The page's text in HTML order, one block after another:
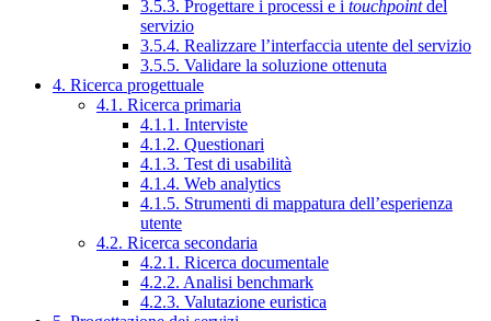
3.5.3. Progettare i processi e i touchpointdel
servizio
3.5.4. Realizzare l’interfaccia utente del servizio
3.5.5. Validare la soluzione ottenuta
4. Ricerca progettuale
4.1. Ricerca primaria
4.1.1. Interviste
4.1.2. Questionari
4.1.3. Test di usabilità
4.1.4. Web analytics
4.1.5. Strumenti di mappatura dell’esperienza
utente
4.2. Ricerca secondaria
4.2.1. Ricerca documentale
4.2.2. Analisi benchmark
4.2.3. Valutazione euristica